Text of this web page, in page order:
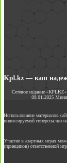
Kpl.kz — ваш
Сетевое издание
09.01.2025
Использование материалов
индексируемой гиперссылки на
Участие в азартных играх
(принципов) ответственной